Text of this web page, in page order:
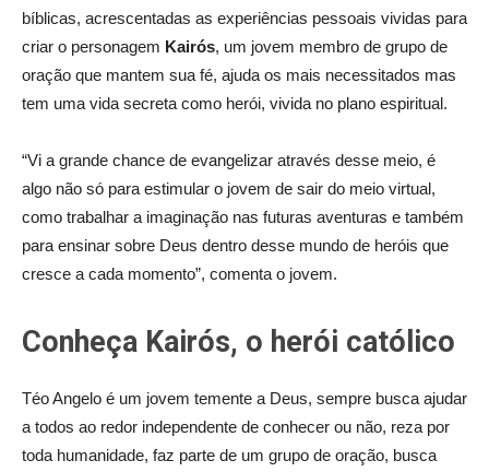
bíblicas, acrescentadas as experiências pessoais vividas para
criar o personagem Kairós, um jovem membro de grupo de
oração que mantem sua fé, ajuda os mais necessitados mas
tem uma vida secreta como herói, vivida no plano espiritual.
“Vi a grande chance de evangelizar através desse meio, é
algo não só para estimular o jovem de sair do meio virtual,
como trabalhar a imaginação nas futuras aventuras e também
para ensinar sobre Deus dentro desse mundo de heróis que
cresce a cada momento”, comenta o jovem.
Conheça Kairós, o herói católico
Téo Angelo é um jovem temente a Deus, sempre busca ajudar
a todos ao redor independente de conhecer ou não, reza por
toda humanidade, faz parte de um grupo de oração, busca